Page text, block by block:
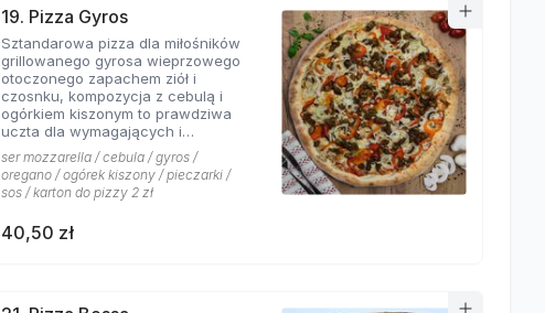
charakteru. Jest to pizza dla
miłośników wyjątkowych smaków,
którzy nie boją się poznawać
nowych połączeń.
19. Pizza Gyros
Sztandarowa pizza dla miłośników
grillowanego gyrosa wieprzowego
otoczonego zapachem ziół i
czosnku, kompozycja z cebulą i
ogórkiem kiszonym to prawdziwa
uczta dla wymagających i
koneserów których pizzeria Hyyper
ceni najbardziej. . Chodzą słuchy,
że gyros Hyyper jest najlepszy w
mieście
ser mozzarella / cebula / gyros /
oregano / ogórek kiszony / pieczarki /
sos / karton do pizzy 2 zł
40,50 zł